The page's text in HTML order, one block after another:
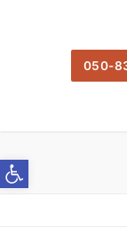
050-
פתח